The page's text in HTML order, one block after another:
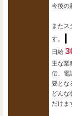
今後の
またス
す。
日給
主な業
伝、電
要とな
どんな
だけま